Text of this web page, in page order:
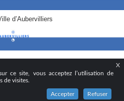
X
ce site, vous acceptez l’utilisation de
de visites.
Accepter Refuser
d’Aubervilliers